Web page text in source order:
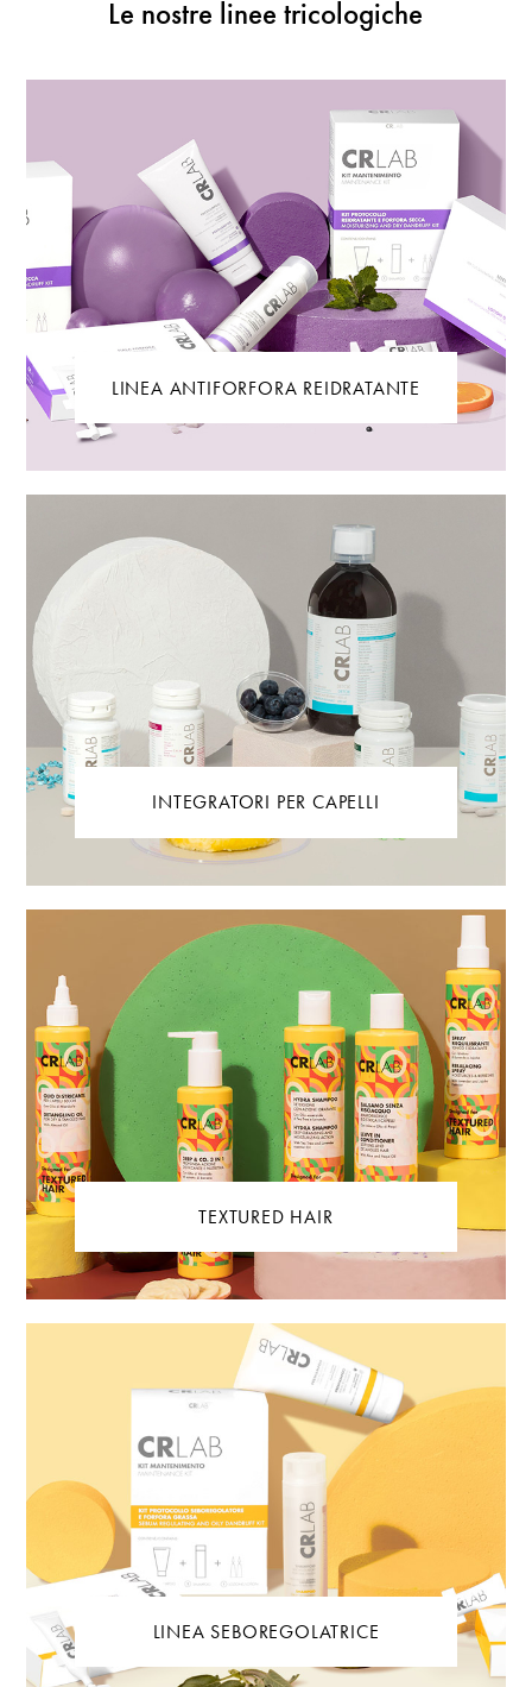
Le nostre linee tricologiche
LINEA ANTIFORFORA REIDRATANTE
INTEGRATORI PER CAPELLI
TEXTURED HAIR
LINEA SEBOREGOLATRICE